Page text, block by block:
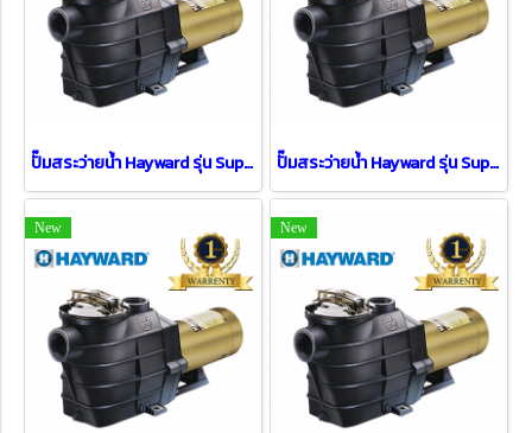
ปั๊มสระว่ายน้ำ Hayward รุ่น Super II ( 2 HP ) ปั๊มสระว่ายน้ำ Hayward รุ่น Super II ( 1 HP )
New New